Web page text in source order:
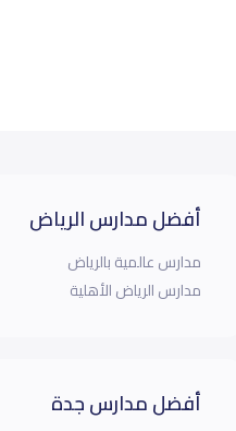
أفضل مدارس الرياض
مدارس عالمية بالرياض
مدارس الرياض الأهلية
أفضل مدارس جدة